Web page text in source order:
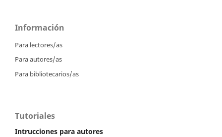
Información
Para lectores/as
Para autores/as
Para bibliotecarios/as
Tutoriales
Intrucciones para autores